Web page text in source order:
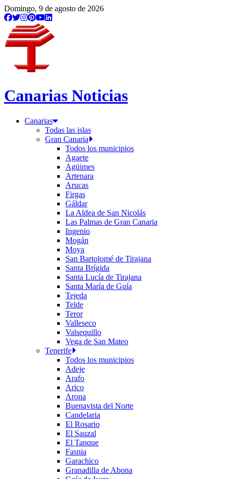
Domingo, 9 de agosto de 2026
Canarias Noticias
Canarias
Todas las islas
Gran Canaria
Todos los municipios
Agaete
Agüimes
Artenara
Arucas
Firgas
Gáldar
La Aldea de San Nicolás
Las Palmas de Gran Canaria
Ingenio
Mogán
Moya
San Bartolomé de Tirajana
Santa Brígida
Santa Lucía de Tirajana
Santa María de Guía
Tejeda
Telde
Teror
Valleseco
Valsequillo
Vega de San Mateo
Tenerife
Todos los municipios
Adeje
Arafo
Arico
Arona
Buenavista del Norte
Candelaria
El Rosario
El Sauzal
El Tanque
Fasnia
Garachico
Granadilla de Abona
/etiqueta/centro-comercial-mogan-mall